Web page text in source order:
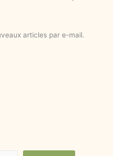
articles par e-mail.